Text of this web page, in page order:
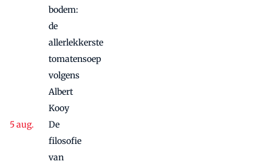
bodem:
de
allerlekkerste
tomatensoep
volgens
Albert
Kooy
De
filosofie
van